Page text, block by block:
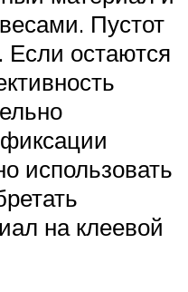
Пустот
остаются
использовать
на клеевой